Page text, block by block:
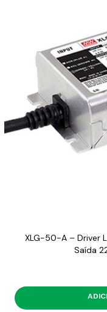
XLG-50-A – Driver
Saída